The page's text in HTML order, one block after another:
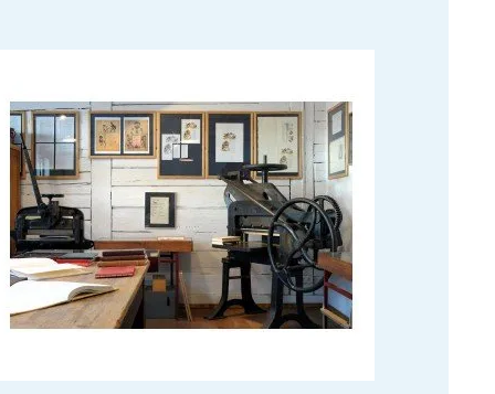
Wiewiórka na kwitnącym polu